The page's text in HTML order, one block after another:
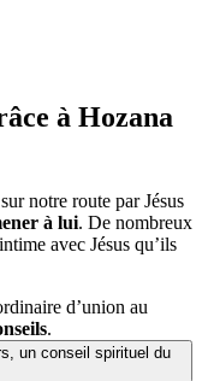
à Hozana
notre route par Jésus
à lui. De nombreux
avec Jésus qu’ils
d’union au
.
un conseil spirituel du